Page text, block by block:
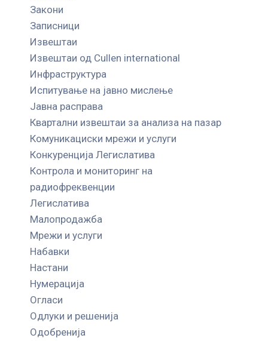
Закони
Записници
Извештаи
Извештаи од Cullen international
Инфраструктура
Испитување на јавно мислење
Јавна расправа
Квартални извештаи за анализа на пазар
Комуникациски мрежи и услуги
Конкуренција Легислатива
Контрола и мониторинг на
радиофреквенции
Легислатива
Малопродажба
Мрежи и услуги
Набавки
Настани
Нумерација
Огласи
Одлуки и решенија
Одобренија